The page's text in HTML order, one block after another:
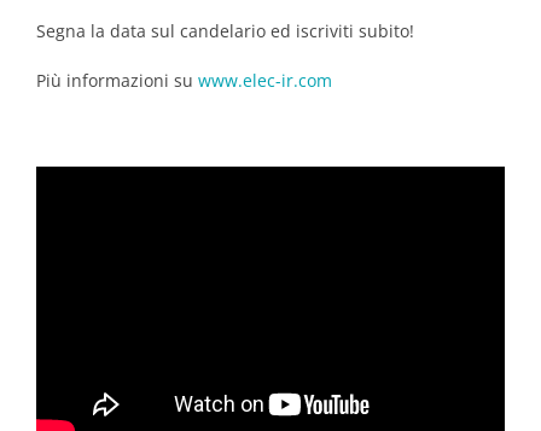
Segna la data sul candelario ed iscriviti subito!
Più informazioni su www.elec-ir.com